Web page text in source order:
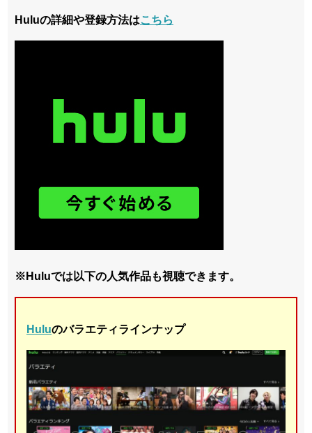
Huluの詳細や登録方法はこちら
※Huluでは以下の人気作品も視聴できます。
Huluのバラエティラインナップ